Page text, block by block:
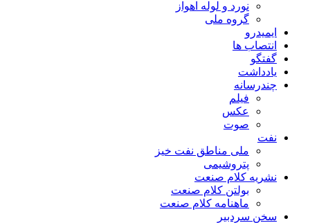
نورد و لوله اهواز
گروه ملی
ایمیدرو
انتصاب ها
گفتگو
یادداشت
چندرسانه
فیلم
عکس
صوت
نفت
ملی مناطق نفت خیز
پتروشیمی
نشریه کلام صنعت
بولتن کلام صنعت
ماهنامه کلام صنعت
سخن سردبیر